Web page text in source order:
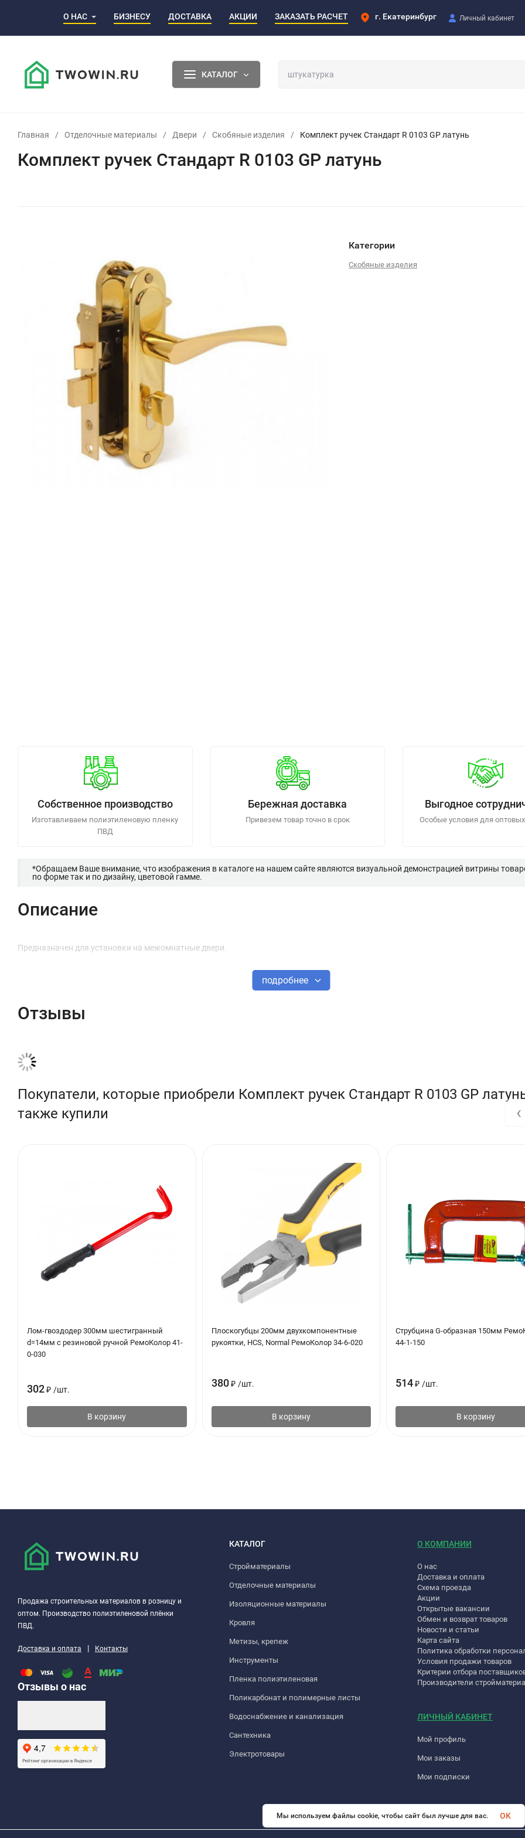
О НАС БИЗНЕСУ ДОСТАВКА АКЦИИ ЗАКАЗАТЬ РАСЧЕТ г. Екатеринбург Личный кабинет
КАТАЛОГ
Главная / Отделочные материалы / Двери / Скобяные изделия / Комплект ручек Стандарт R 0103 GP латунь
Комплект ручек Стандарт R 0103 GP латунь
Категории
Скобяные изделия
Собственное производство
Изготавливаем полиэтиленовую пленку
ПВД
Бережная доставка
Привезем товар точно в срок
Выгодное
Особые условия для
*Обращаем Ваше внимание, что изображения в каталоге на нашем сайте являются визуальной демонстрацией витрины
по форме так и по дизайну, цветовой гамме.
Описание
Предназначен для установки на межомнатные двери.
подробнее
Отзывы
Покупатели, которые приобрели Комплект ручек Стандарт R 0103 GP
также купили
Лом-гвоздодер 300мм шестигранный
d=14мм с резиновой ручной РемоКолор 41-
0-030
302₽ /шт.
В корзину
Плоскогубцы 200мм двухкомпонентные
рукоятки, HCS, Normal РемоКолор 34-6-020
380 ₽ /шт.
В корзину
Струбцина G-образная 150мм
44-1-150
514 ₽ /шт.
В корзину
‹
Продажа строительных материалов в розницу и
оптом. Производство полиэтиленовой плёнки
ПВД.
Доставка и оплата | Контакты
Отзывы о нас
КАТАЛОГ
Стройматериалы
Отделочные материалы
Изоляционные материалы
Кровля
Метизы, крепеж
Инструменты
Пленка полиэтиленовая
Поликарбонат и полимерные листы
Водоснабжение и канализация
Сантехника
Электротовары
О КОМПАНИИ
О нас
Доставка и оплата
Схема проезда
Акции
Открытые вакансии
Обмен и возврат товаров
Новости и статьи
Карта сайта
Политика обработки
Условия продажи товаров
Критерии отбора
Производители
ЛИЧНЫЙ КАБИНЕТ
Мой профиль
Мои заказы
Мои подписки
Мы используем файлы cookie, чтобы сайт был лучше для вас. OK